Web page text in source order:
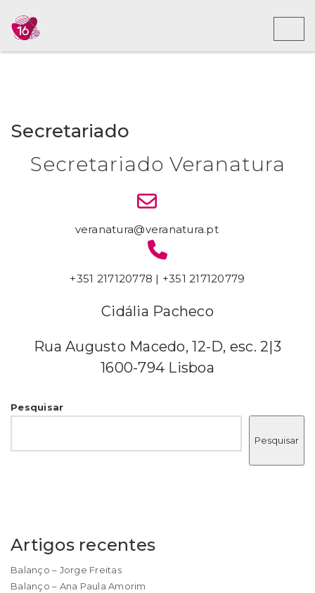
Secretariado
Secretariado Veranatura
veranatura@veranatura.pt
+351 217120778 | +351 217120779
Cidália Pacheco
Rua Augusto Macedo, 12-D, esc. 2|3
1600-794 Lisboa
Pesquisar
Pesquisar
Artigos recentes
Balanço – Jorge Freitas
Balanço – Ana Paula Amorim